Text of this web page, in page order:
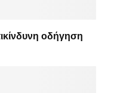
οδήγηση